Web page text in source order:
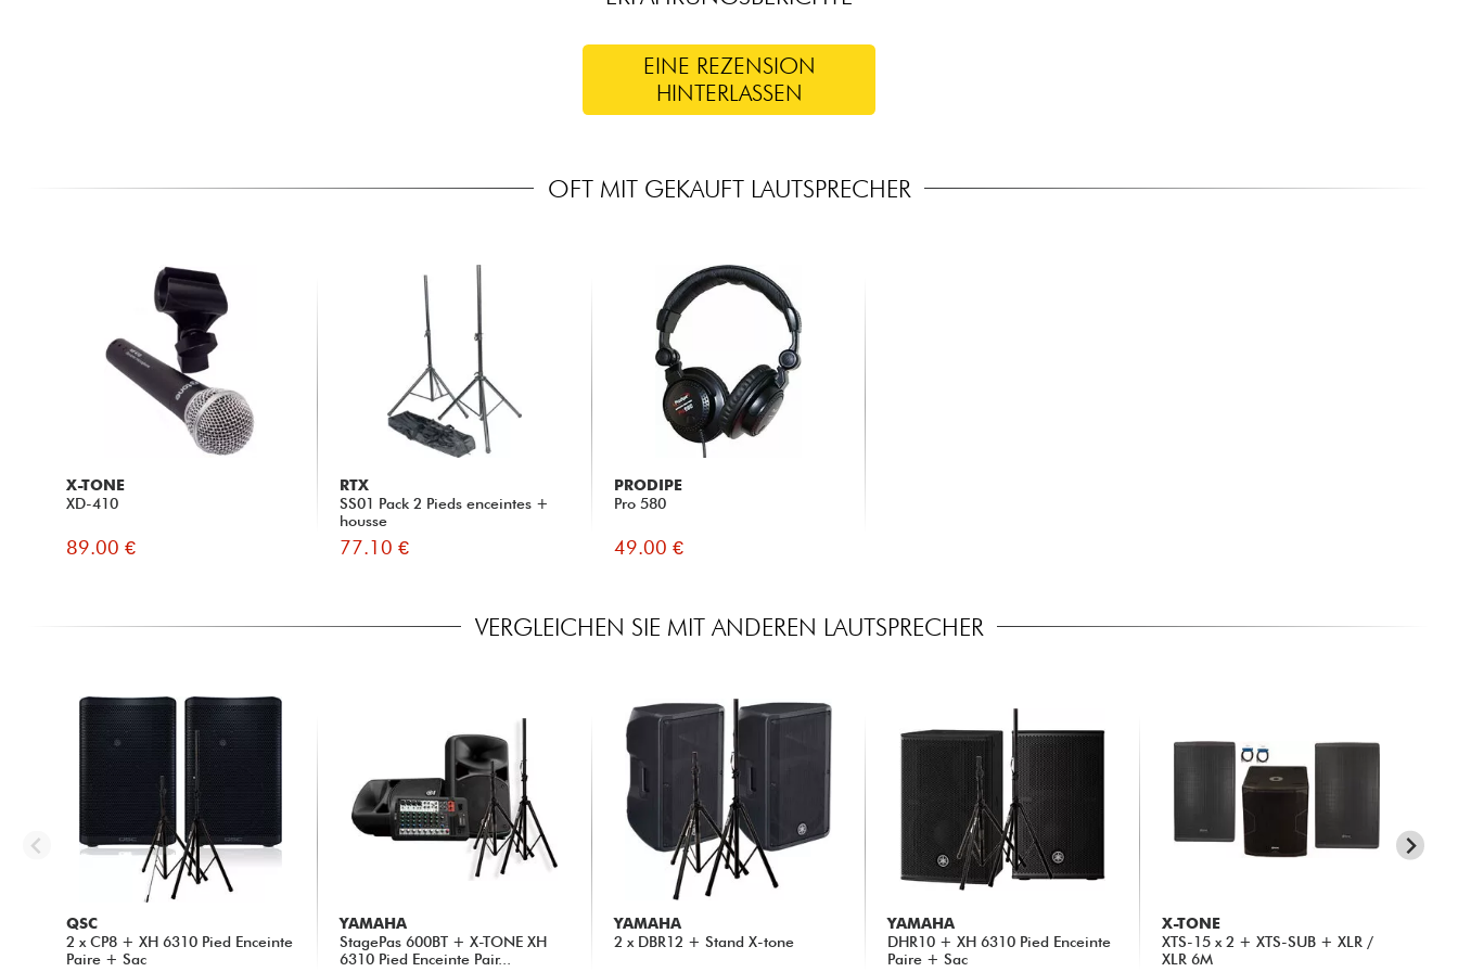
EINE REZENSION
HINTERLASSEN
OFT MIT GEKAUFT LAUTSPRECHER
X-TONE
XD-410
89.00 €
RTX
SS01 Pack 2 Pieds enceintes +
housse
77.10 €
PRODIPE
Pro 580
49.00 €
VERGLEICHEN SIE MIT ANDEREN LAUTSPRECHER
QSC
2 x CP8 + XH 6310 Pied Enceinte
Paire + Sac
YAMAHA
StagePas 600BT + X-TONE XH
6310 Pied Enceinte Pair...
YAMAHA
2 x DBR12 + Stand X-tone
YAMAHA
DHR10 + XH 6310 Pied Enceinte
Paire + Sac
X-TONE
XTS-15 x 2 + XTS-SUB + XLR /
XLR 6M